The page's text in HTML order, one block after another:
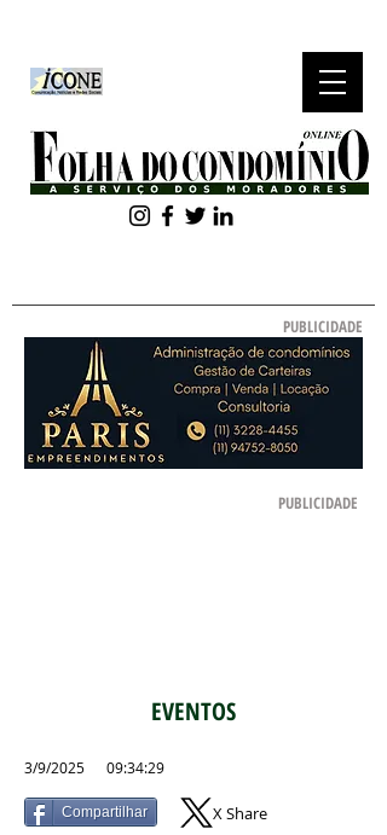
PUBLICIDADE
PUBLICIDADE
EVENTOS
3/9/2025 09:34:29
Compartilhar X Share